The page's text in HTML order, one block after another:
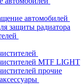
автомобилей
защиты радиатора
MTF LIGHT
прочие